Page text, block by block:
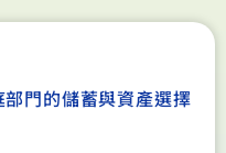
門的儲蓄與資產選擇